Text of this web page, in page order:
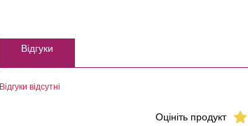
Відгуки
Відгуки відсутні
Оцініть продукт